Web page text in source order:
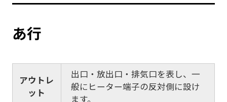
あ行
アウトレ
ット
出口・放出口・排気口を表し、一
般にヒーター端子の反対側に設け
ます。